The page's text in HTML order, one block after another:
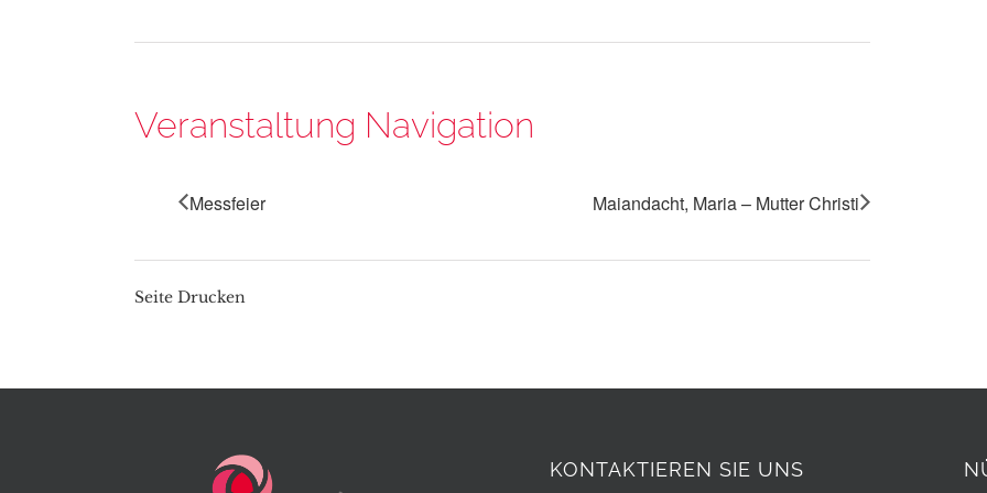
Veranstaltung Navigation
Messfeier Maiandacht, Maria – Mutter Christi
Seite Drucken
KONTAKTIEREN SIE UNS